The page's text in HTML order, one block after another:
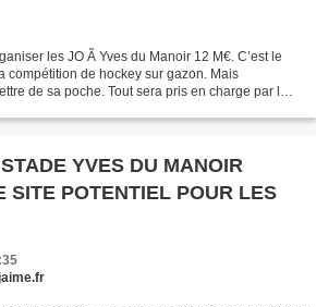
les JO Ã Yves du Manoir 12 M€. C’est le
compétition de hockey sur gazon. Mais
de sa poche. Tout sera pris en charge par le
YVES DU MANOIR
SITE POTENTIEL POUR LES